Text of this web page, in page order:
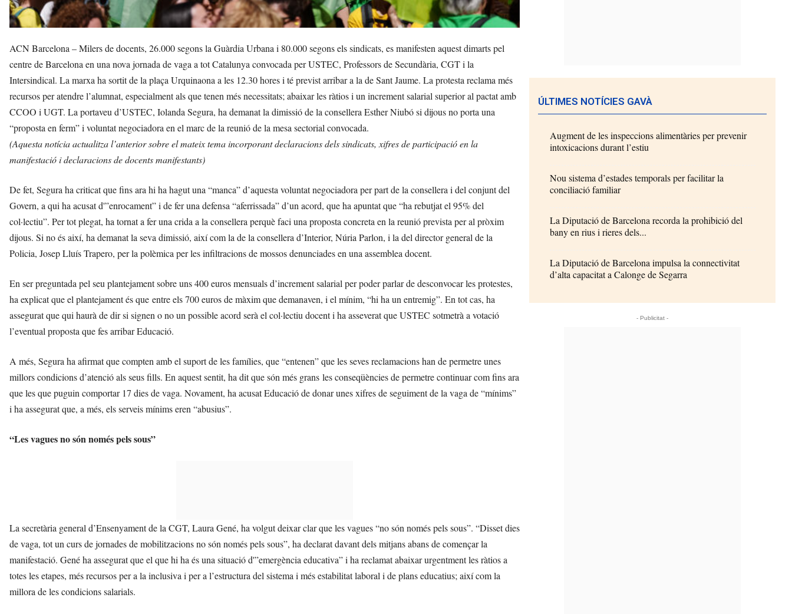
ACN Barcelona – Milers de docents, 26.000 segons la Guàrdia Urbana i 80.000 segons els sindicats, es manifesten aquest dimarts pel
centre de Barcelona en una nova jornada de vaga a tot Catalunya convocada per USTEC, Professors de Secundària, CGT i la
Intersindical. La marxa ha sortit de la plaça Urquinaona a les 12.30 hores i té previst arribar a la de Sant Jaume. La protesta reclama més
recursos per atendre l’alumnat, especialment als que tenen més necessitats; abaixar les ràtios i un increment salarial superior al pactat amb
CCOO i UGT. La portaveu d’USTEC, Iolanda Segura, ha demanat la dimissió de la consellera Esther Niubó si dijous no porta una
“proposta en ferm” i voluntat negociadora en el marc de la reunió de la mesa sectorial convocada.
(Aquesta notícia actualitza l’anterior sobre el mateix tema incorporant declaracions dels sindicats, xifres de participació en la
manifestació i declaracions de docents manifestants)
De fet, Segura ha criticat que fins ara hi ha hagut una “manca” d’aquesta voluntat negociadora per part de la consellera i del conjunt del
Govern, a qui ha acusat d'”enrocament” i de fer una defensa “aferrissada” d’un acord, que ha apuntat que “ha rebutjat el 95% del
col·lectiu”. Per tot plegat, ha tornat a fer una crida a la consellera perquè faci una proposta concreta en la reunió prevista per al pròxim
dijous. Si no és així, ha demanat la seva dimissió, així com la de la consellera d’Interior, Núria Parlon, i la del director general de la
Policia, Josep Lluís Trapero, per la polèmica per les infiltracions de mossos denunciades en una assemblea docent.
En ser preguntada pel seu plantejament sobre uns 400 euros mensuals d’increment salarial per poder parlar de desconvocar les protestes,
ha explicat que el plantejament és que entre els 700 euros de màxim que demanaven, i el mínim, “hi ha un entremig”. En tot cas, ha
assegurat que qui haurà de dir si signen o no un possible acord serà el col·lectiu docent i ha asseverat que USTEC sotmetrà a votació
l’eventual proposta que fes arribar Educació.
A més, Segura ha afirmat que compten amb el suport de les famílies, que “entenen” que les seves reclamacions han de permetre unes
millors condicions d’atenció als seus fills. En aquest sentit, ha dit que són més grans les conseqüències de permetre continuar com fins ara
que les que puguin comportar 17 dies de vaga. Novament, ha acusat Educació de donar unes xifres de seguiment de la vaga de “mínims”
i ha assegurat que, a més, els serveis mínims eren “abusius”.
“Les vagues no són només pels sous”
La secretària general d’Ensenyament de la CGT, Laura Gené, ha volgut deixar clar que les vagues “no són només pels sous”. “Disset dies
de vaga, tot un curs de jornades de mobilitzacions no són només pels sous”, ha declarat davant dels mitjans abans de començar la
manifestació. Gené ha assegurat que el que hi ha és una situació d'”emergència educativa” i ha reclamat abaixar urgentment les ràtios a
totes les etapes, més recursos per a la inclusiva i per a l’estructura del sistema i més estabilitat laboral i de plans educatius; així com la
millora de les condicions salarials.
ÚLTIMES NOTÍCIES GAVÀ
Augment de les inspeccions alimentàries per prevenir
intoxicacions durant l’estiu
Nou sistema d’estades temporals per facilitar la
conciliació familiar
La Diputació de Barcelona recorda la prohibició del
bany en rius i rieres dels...
La Diputació de Barcelona impulsa la connectivitat
d’alta capacitat a Calonge de Segarra
- Publicitat -